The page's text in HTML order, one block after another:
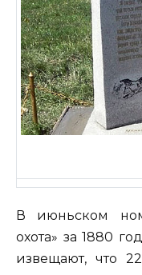
В июньском
охота» за 1880
извещают, что